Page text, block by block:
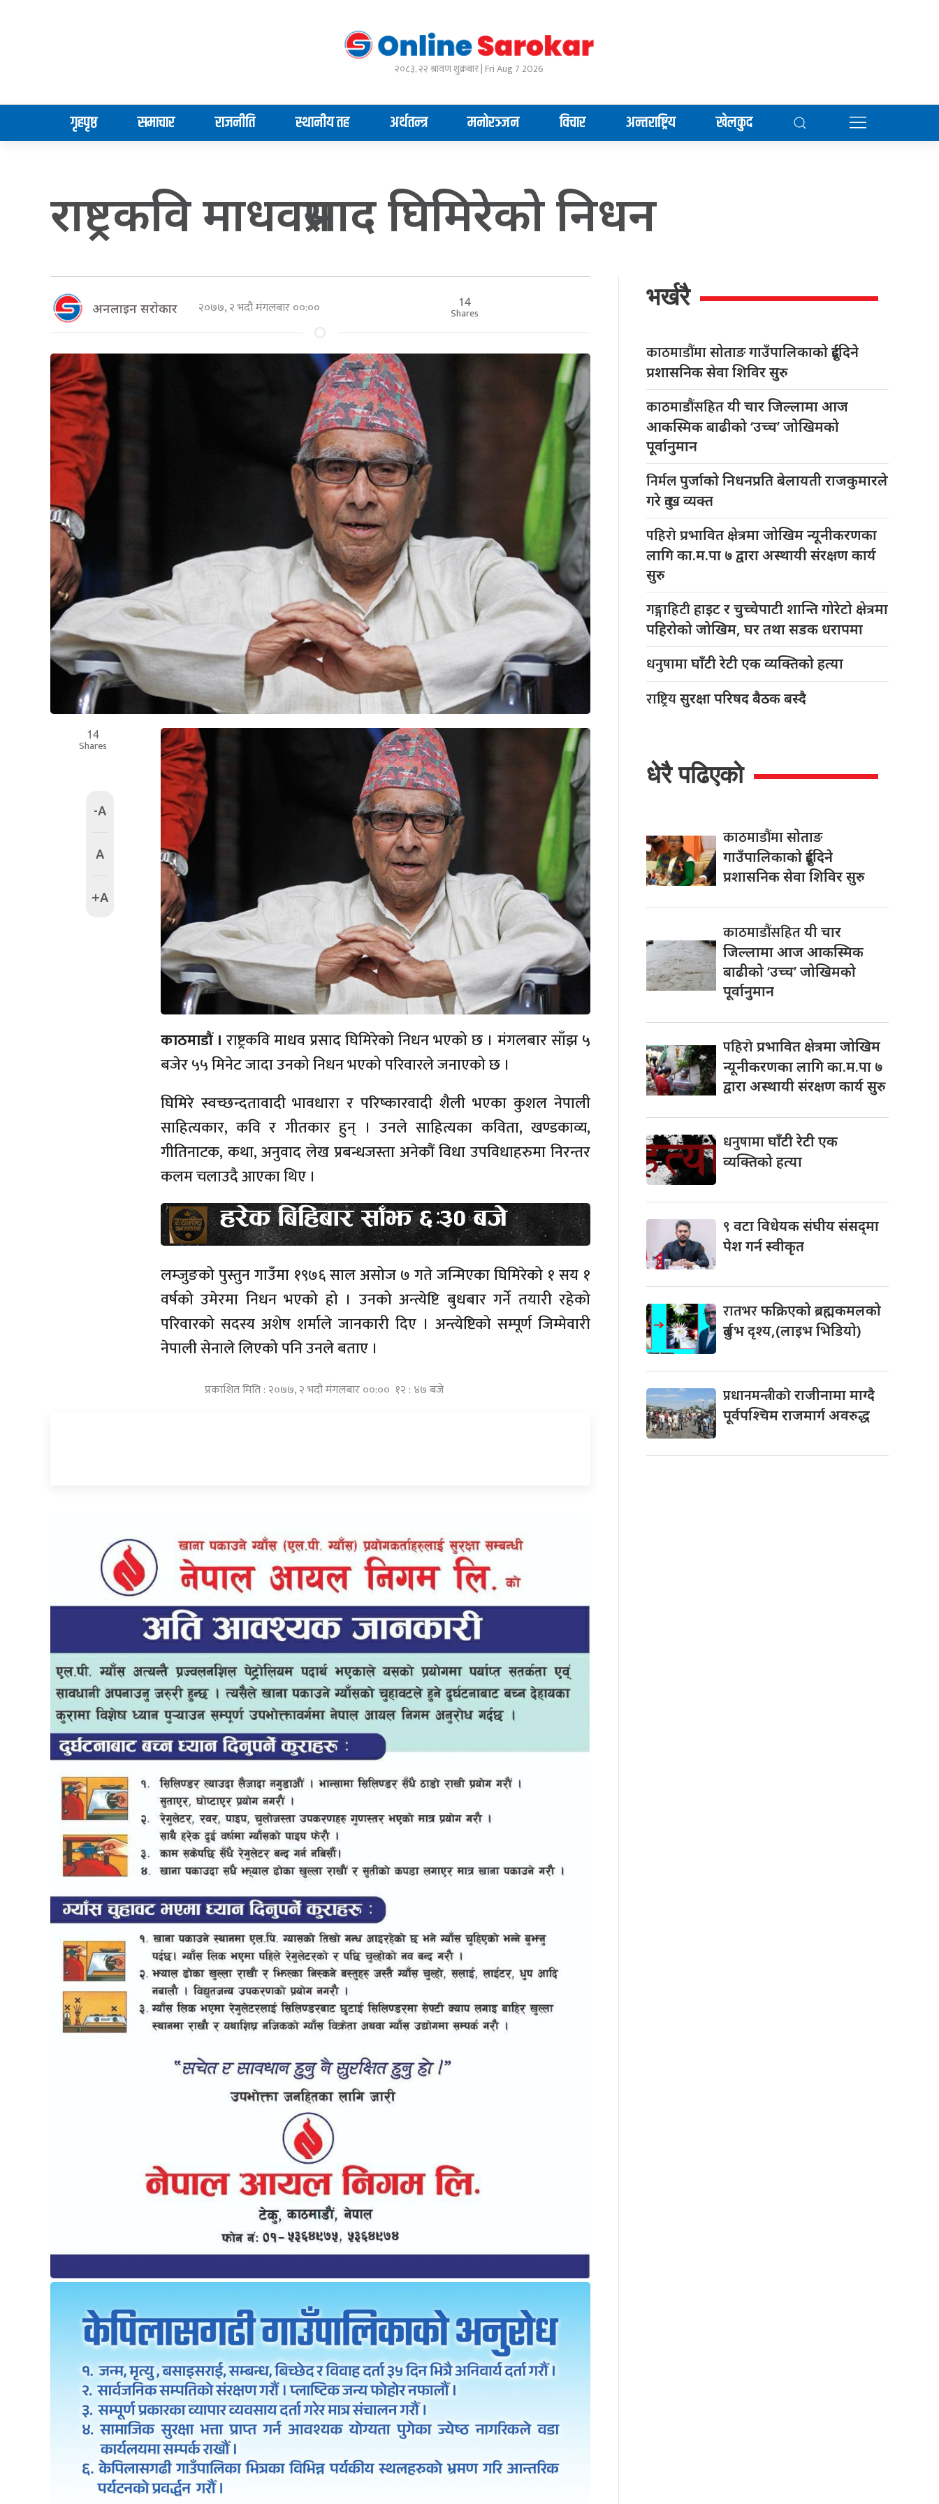
२०८३, २२ श्रावण शुक्रबार | Fri Aug 7 2026
गृहपृष्ठ समाचार राजनीति स्थानीय तह अर्थतन्त्र मनोरञ्जन विचार अन्तराष्ट्रिय खेलकुद
राष्ट्रकवि माधवप्रसाद घिमिरेको निधन
अनलाइन सराेकार २०७७, २ भदौ मंगलबार ००:०० 14
Shares
14
Shares
-A
A
+A
काठमाडौं । राष्ट्रकवि माधव प्रसाद घिमिरेको निधन भएको छ । मंगलबार साँझ ५
बजेर ५५ मिनेट जादा उनको निधन भएको परिवारले जनाएको छ ।
घिमिरे स्वच्छन्दतावादी भावधारा र परिष्कारवादी शैली भएका कुशल नेपाली
साहित्यकार, कवि र गीतकार हुन् । उनले साहित्यका कविता, खण्डकाव्य,
गीतिनाटक, कथा, अनुवाद लेख प्रबन्धजस्ता अनेकौं विधा उपविधाहरुमा निरन्तर
कलम चलाउदै आएका थिए ।
लम्जुङको पुस्तुन गाउँमा १९७६ साल असोज ७ गते जन्मिएका घिमिरेको १ सय १
वर्षको उमेरमा निधन भएको हो । उनको अन्त्येष्टि बुधबार गर्ने तयारी रहेको
परिवारको सदस्य अशेष शर्माले जानकारी दिए । अन्त्येष्टिको सम्पूर्ण जिम्मेवारी
नेपाली सेनाले लिएको पनि उनले बताए ।
प्रकाशित मिति : २०७७, २ भदौ मंगलबार ००:०० १२ : ४७ बजे
भर्खरै
काठमाडौंमासोताङ गाउँपालिकाको दुईदिने
प्रशासनिक सेवा शिविर सुरु
काठमाडौंसहितयी चार जिल्लामा आज
आकस्मिक बाढीको ‘उच्च’ जोखिमको
पूर्वानुमान
निर्मलपुर्जाको निधनप्रति बेलायती राजकुमारले
गरे दुःख व्यक्त
पहिरोप्रभावित क्षेत्रमा जोखिम न्यूनीकरणका
लागि का.म.पा ७ द्वारा अस्थायी संरक्षण कार्य
सुरु
गङ्गाहिटीहाइट र चुच्चेपाटी शान्ति गोरेटो क्षेत्रमा
पहिरोको जोखिम, घर तथा सडक धरापमा
धनुषामाघाँटी रेटी एक व्यक्तिको हत्या
राष्ट्रियसुरक्षा परिषद बैठक बस्दै
धेरै पढिएको
काठमाडौंमासोताङ
गाउँपालिकाको दुईदिने
प्रशासनिक सेवा शिविर सुरु
काठमाडौंसहितयी चार
जिल्लामा आज आकस्मिक
बाढीको ‘उच्च’ जोखिमको
पूर्वानुमान
पहिरोप्रभावित क्षेत्रमा जोखिम
न्यूनीकरणका लागि का.म.पा ७
द्वारा अस्थायी संरक्षण कार्य सुरु
धनुषामाघाँटी रेटी एक
व्यक्तिको हत्या
९वटा विधेयक संघीय संसद्‌मा
पेश गर्न स्वीकृत
रातभरफक्रिएको ब्रह्मकमलको
दुर्लभ दृश्य,(लाइभ भिडियो)
प्रधानमन्त्रीकोराजीनामा माग्दै
पूर्वपश्चिम राजमार्ग अवरुद्ध